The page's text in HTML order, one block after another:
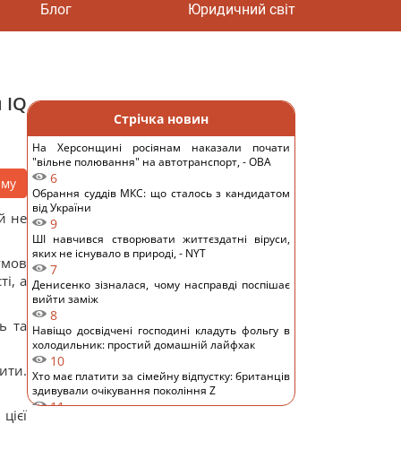
Блог Юридичний світ
IQ
не
а
та
Стрічка новин
На Херсонщині росіянам наказали почати
"вільне полювання" на автотранспорт, - ОВА
6
Обрання суддів МКС: що сталось з кандидатом
від України
9
ШІ навчився створювати життєздатні віруси,
яких не існувало в природі, - NYT
7
Денисенко зізналася, чому насправді поспішає
вийти заміж
8
Навіщо досвідчені господині кладуть фольгу в
холодильник: простий домашній лайфхак
10
Хто має платити за сімейну відпустку: британців
здивували очікування покоління Z
11